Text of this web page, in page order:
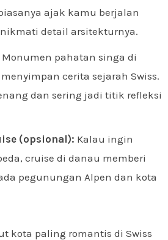
ajak kamu berjalan
detail arsitekturnya.
Monumen pahatan singa di
cerita sejarah Swiss.
dan sering jadi titik refleksi
(opsional): Kalau ingin
cruise di danau memberi
pegunungan Alpen dan kota
kota paling romantis di Swiss